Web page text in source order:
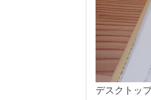
デスクトッ